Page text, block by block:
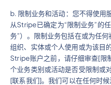
b. 限制业务和活动：您不得使用
从Stripe已确定为“限制业务”的
务”）。限制业务包括在或为任何
组织、实体或个人使用或为该目
Stripe账户之前，请仔细审查[限
个业务类别或活动是否受限制或
[联系我们]。我们可以在任何时候